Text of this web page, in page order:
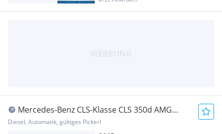
Mercedes-Benz CLS-Klasse CLS 350d AMG
Paket frisches Pickerl
Diesel, Automatik, gültiges Pickerl